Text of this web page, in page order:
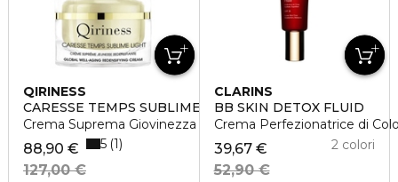
QIRINESS
CARESSE TEMPS SUBLIME LIGHT
Crema Suprema Giovinezza Ridensificante Versione Light
88,90 €
127,00 €
5 1
CLARINS
BB SKIN DETOX FLUID
Crema Perfezionatrice di
39,67 €
52,90 €
2 colori